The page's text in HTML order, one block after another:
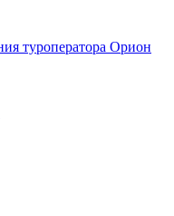
туроператора Орион